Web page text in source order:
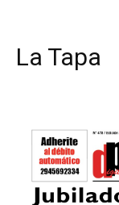
La Tapa